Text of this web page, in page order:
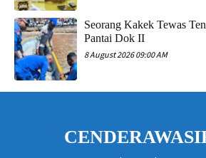
Seorang Kakek Tewas
Pantai Dok II
8 August 2026 09:00 AM